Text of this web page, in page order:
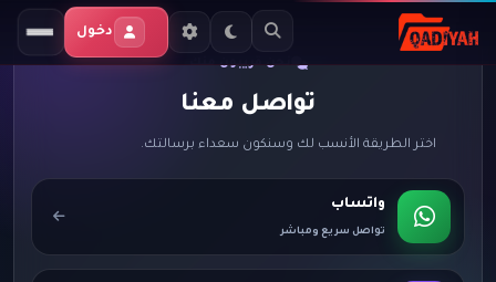
دخول
نحن قريبون منك
تواصل معنا
اختر الطريقة الأنسب لك وسنكون سعداء برسالتك.
واتساب
تواصل سريع ومباشر